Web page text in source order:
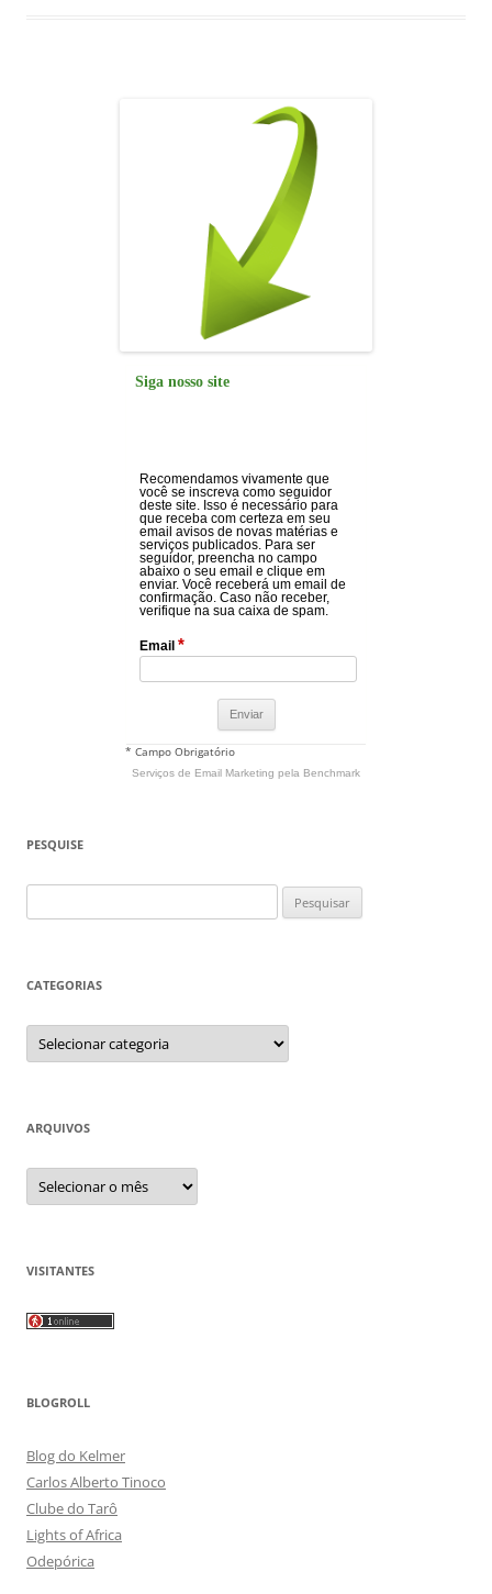
Siga nosso site
Recomendamos vivamente que
você se inscreva como seguidor
deste site. Isso é necessário para
que receba com certeza em seu
email avisos de novas matérias e
serviços publicados. Para ser
seguidor, preencha no campo
abaixo o seu email e clique em
enviar. Você receberá um email de
confirmação. Caso não receber,
verifique na sua caixa de spam.
Email *
* Campo Obrigatório
Serviços de Email Marketing pela Benchmark
PESQUISE
por:
CATEGORIAS
Categorias
ARQUIVOS
Arquivos
VISITANTES
BLOGROLL
Blog do Kelmer
Carlos Alberto Tinoco
Clube do Tarô
Lights of Africa
Odepórica